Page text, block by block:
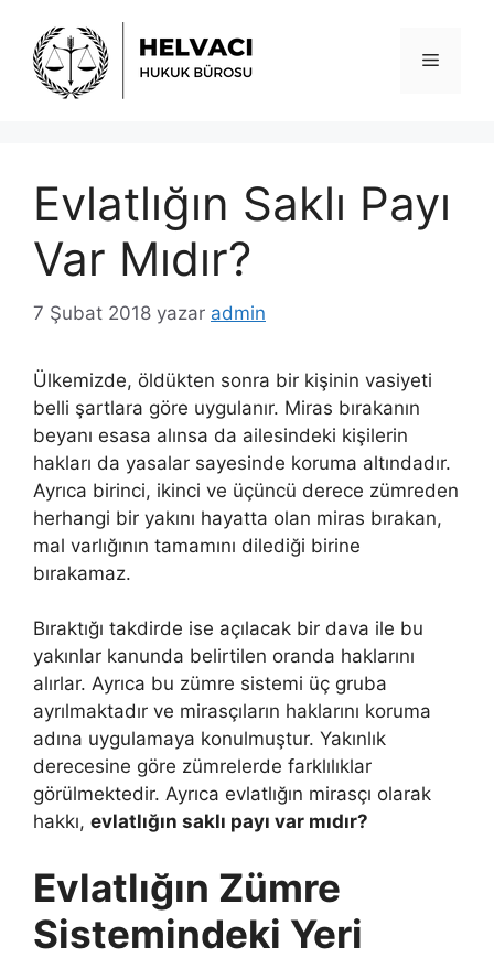
Menü
Evlatlığın Saklı Payı
Var Mıdır?
7 Şubat 2018 yazar admin
Ülkemizde, öldükten sonra bir kişinin vasiyeti
belli şartlara göre uygulanır. Miras bırakanın
beyanı esasa alınsa da ailesindeki kişilerin
hakları da yasalar sayesinde koruma altındadır.
Ayrıca birinci, ikinci ve üçüncü derece zümreden
herhangi bir yakını hayatta olan miras bırakan,
mal varlığının tamamını dilediği birine
bırakamaz.
Bıraktığı takdirde ise açılacak bir dava ile bu
yakınlar kanunda belirtilen oranda haklarını
alırlar. Ayrıca bu zümre sistemi üç gruba
ayrılmaktadır ve mirasçıların haklarını koruma
adına uygulamaya konulmuştur. Yakınlık
derecesine göre zümrelerde farklılıklar
görülmektedir. Ayrıca evlatlığın mirasçı olarak
hakkı, evlatlığın saklı payı var mıdır?
Evlatlığın Zümre
Sistemindeki Yeri